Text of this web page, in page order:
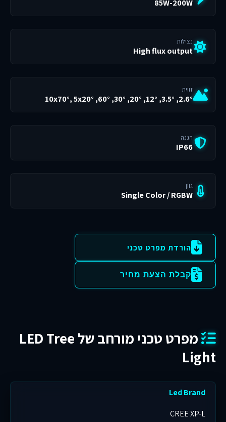
85W-200W
נצילות
High flux output
זווית
2.6°, 3.5°, 12°, 20°, 30°, 60°, 10x70°, 5x20°
הגנה
IP66
גוון
Single Color / RGBW
הורדת מפרט טכני
קבלת הצעת מחיר
מפרט טכני מורחב של LED Tree
Light
Led Brand
CREE XP-L